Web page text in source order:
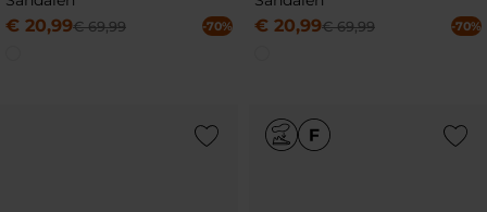
€ 20,99€ 69,99 -70% € 20,99€ 69,99 -70%
Add to Wishlist Add to